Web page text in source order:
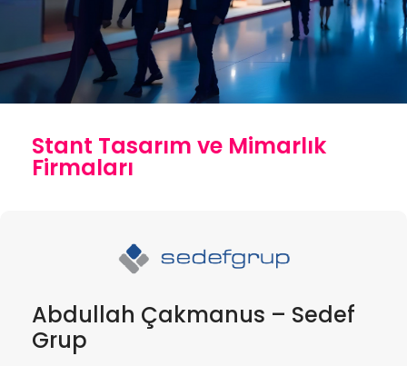
Stant Tasarım ve Mimarlık
Firmaları
Abdullah Çakmanus – Sedef
Grup